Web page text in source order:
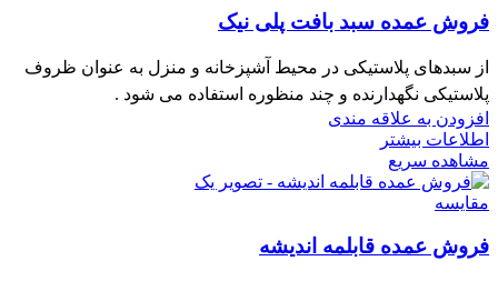
فروش عمده سبد بافت پلی نیک
از سبدهای پلاستیکی در محیط آشپزخانه و منزل به ‌عنوان ظروف
پلاستیکی نگهدارنده و چند منظوره استفاده می شود .
افزودن به علاقه مندی
اطلاعات بیشتر
مشاهده سریع
مقایسه
فروش عمده قابلمه اندیشه